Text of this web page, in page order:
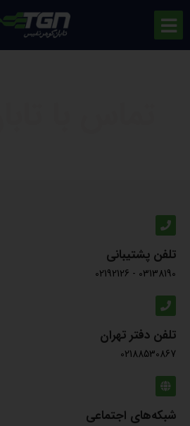
تلفن پشتیبانی
03138190
-
02192126
تلفن دفتر تهران
02188530867
شبکه‌های اجتماعی